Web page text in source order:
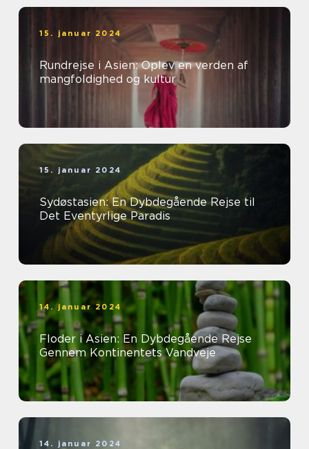
15. januar 2024
Rundrejse i Asien: Oplev en verden af
mangfoldighed og kultur
15. januar 2024
Sydøstasien: En Dybdegående Rejse til
Det Eventyrlige Paradis
14. januar 2024
Floder i Asien: En Dybdegående Rejse
Gennem Kontinentets Vandveje
14. januar 2024